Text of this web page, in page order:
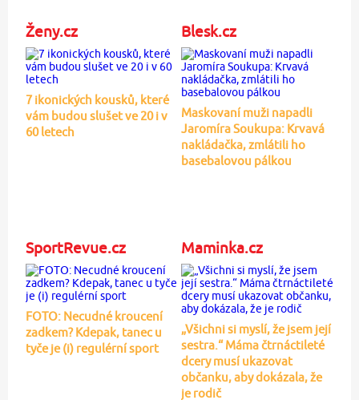
Ženy.cz
7 ikonických kousků, které
vám budou slušet ve 20 i v
60 letech
Blesk.cz
Maskovaní muži napadli
Jaromíra Soukupa: Krvavá
nakládačka, zmlátili ho
basebalovou pálkou
SportRevue.cz
FOTO: Necudné kroucení
zadkem? Kdepak, tanec u
tyče je (i) regulérní sport
Maminka.cz
„Všichni si myslí, že jsem její
sestra.“ Máma čtrnáctileté
dcery musí ukazovat
občanku, aby dokázala, že
je rodič